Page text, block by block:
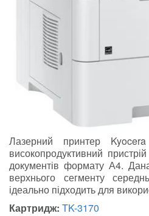
Лазерний принтер
високопродуктивний
документів формату А4.
верхнього сегменту
ідеально підходить для
Картридж: TK-3170